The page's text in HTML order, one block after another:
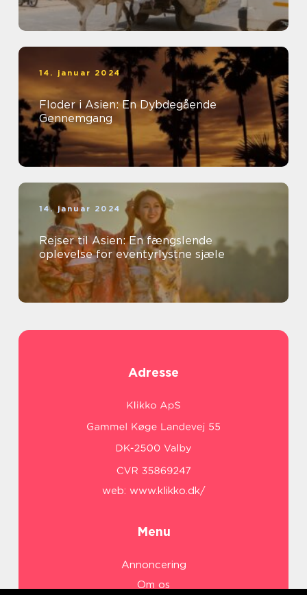
14. januar 2024
Floder i Asien: En Dybdegående
Gennemgang
14. januar 2024
Rejser til Asien: En fængslende
oplevelse for eventyrlystne sjæle
Adresse
web: www.klikko.dk/
Menu
Annoncering
Om os